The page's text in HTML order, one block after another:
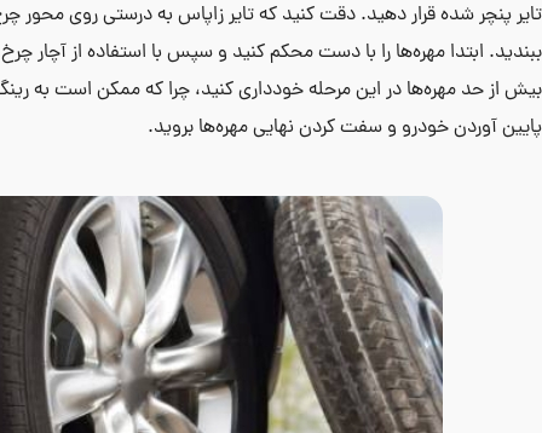
تایر پنچر شده قرار دهید. دقت کنید که تایر زاپاس به درستی روی محور
ببندید. ابتدا مهره‌ها را با دست محکم کنید و سپس با استفاده از آچار
بیش از حد مهره‌ها در این مرحله خودداری کنید، چرا که ممکن است به
پایین آوردن خودرو و سفت کردن نهایی مهره‌ها بروید.